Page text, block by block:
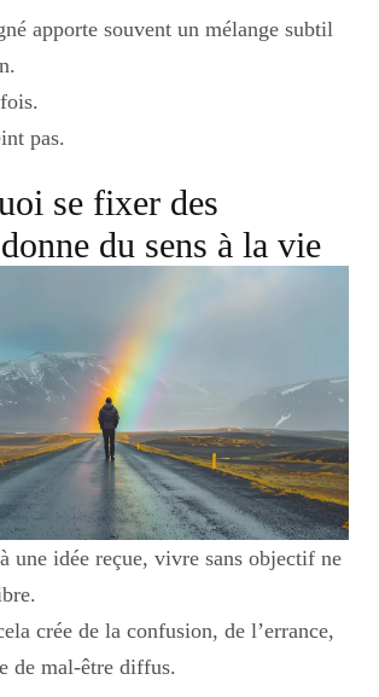
apporte souvent un mélange subtil
pas.
se fixer des
du sens à la vie
une idée reçue, vivre sans objectif ne
crée de la confusion, de l’errance,
de mal-être diffus.